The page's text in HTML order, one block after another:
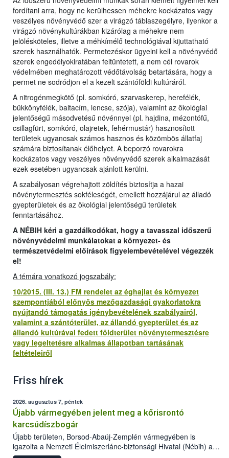
fordítani arra, hogy ne kerülhessen méhekre kockázatos vagy
veszélyes növényvédő szer a virágzó táblaszegélyre, ilyenkor a
virágzó növénykultúrákban kizárólag a méhekre nem
jelölésköteles, illetve a méhkímélő technológiával kijuttatható
szerek használhatók. Permetezéskor ügyelni kell a növényvédő
szerek engedélyokiratában feltüntetett, a nem cél rovarok
védelmében meghatározott védőtávolság betartására, hogy a
permet ne sodródjon el a kezelt szántóföldi kultúráról.
A nitrogénmegkötő (pl. somkóró, szarvaskerep, herefélék,
bükkönyfélék, baltacím, lencse, szója), valamint az ökológiai
jelentőségű másodvetésű növénnyel (pl. hajdina, mézontófű,
csillagfürt, somkóró, olajretek, fehérmustár) hasznosított
területek ugyancsak számos hasznos és közömbös állatfaj
számára biztosítanak élőhelyet. A beporzó rovarokra
kockázatos vagy veszélyes növényvédő szerek alkalmazását
ezek esetében ugyancsak ajánlott kerülni.
A szabályosan végrehajtott zöldítés biztosítja a hazai
növénytermesztés sokféleségét, emellett hozzájárul az álladó
gyepterületek és az ökológiai jelentőségű területek
fenntartásához.
A NÉBIH kéri a gazdálkodókat, hogy a tavasszal időszerű
növényvédelmi munkálatokat a környezet- és
természetvédelmi előírások figyelembevételével végezzék
el!
A témára vonatkozó jogszabály:
10/2015. (III. 13.) FM rendelet az éghajlat és környezet
szempontjából előnyös mezőgazdasági gyakorlatokra
nyújtandó támogatás igénybevételének szabályairól,
valamint a szántóterület, az állandó gyepterület és az
állandó kultúrával fedett földterület növénytermesztésre
vagy legeltetésre alkalmas állapotban tartásának
feltételeiről
Friss hírek
2026. augusztus 7, péntek
Újabb vármegyében jelent meg a kőrisrontó
karcsúdíszbogár
Újabb területen, Borsod-Abaúj-Zemplén vármegyében is
igazolta a Nemzeti Élelmiszerlánc-biztonsági Hivatal (Nébih) a